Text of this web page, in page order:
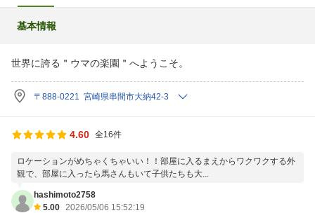
基本情報
世界に誇る＂ウマの楽園＂へようこそ。
〒888-0221 宮崎県串間市大納42-3
4.60 全16件
ロケーションがめちゃくちゃいい！！部屋に入るまえからワクワクする外
観で、部屋に入ったら馬さんもいて子供たちも大...
hashimoto2758
5.00 2026/05/06 15:52:19